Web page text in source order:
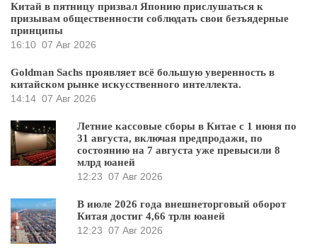
Китай в пятницу призвал Японию прислушаться к
призывам общественности соблюдать свои безъядерные
принципы
16:10 07 Авг 2026
Goldman Sachs проявляет всё большую уверенность в
китайском рынке искусственного интеллекта.
14:14 07 Авг 2026
Летние кассовые сборы в Китае с 1 июня по
31 августа, включая предпродажи, по
состоянию на 7 августа уже превысили 8
млрд юаней
12:23 07 Авг 2026
В июле 2026 года внешнеторговый оборот
Китая достиг 4,66 трлн юаней
12:23 07 Авг 2026